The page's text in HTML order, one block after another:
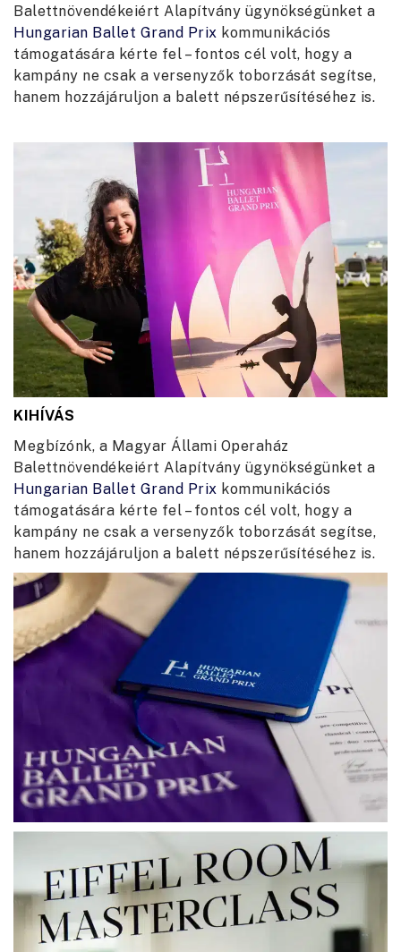
Balettnövendékeiért Alapítvány ügynökségünket a
Hungarian Ballet Grand Prix kommunikációs
támogatására kérte fel – fontos cél volt, hogy a
kampány ne csak a versenyzők toborzását segítse,
hanem hozzájáruljon a balett népszerűsítéséhez is.
KIHÍVÁS
Megbízónk, a Magyar Állami Operaház
Balettnövendékeiért Alapítvány ügynökségünket a
Hungarian Ballet Grand Prix kommunikációs
támogatására kérte fel – fontos cél volt, hogy a
kampány ne csak a versenyzők toborzását segítse,
hanem hozzájáruljon a balett népszerűsítéséhez is.